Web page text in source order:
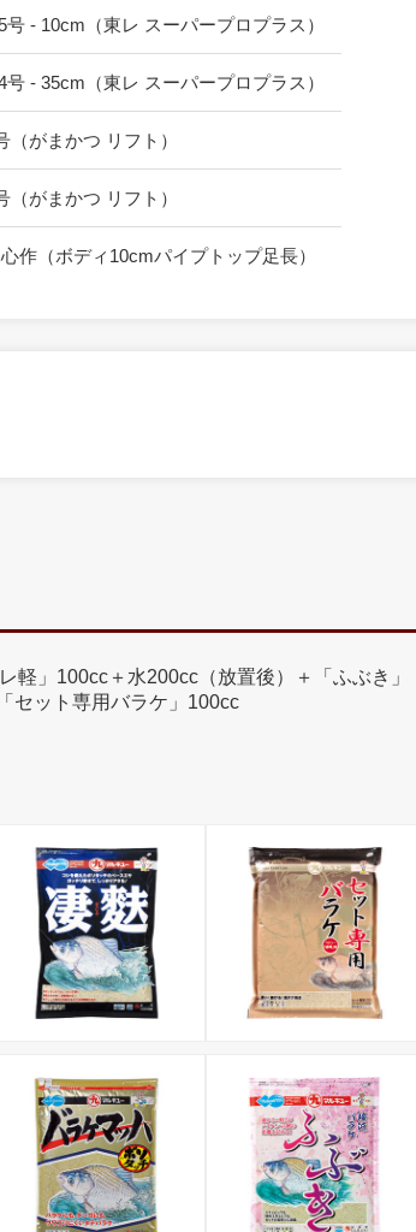
号 - 10cm（東レ スーパープロプラス）
号 - 35cm（東レ スーパープロプラス）
（がまかつ リフト）
（がまかつ リフト）
作（ボディ10cmパイプトップ足長）
軽」100cc＋水200cc（放置後）＋「ふぶき」
セット専用バラケ」100cc